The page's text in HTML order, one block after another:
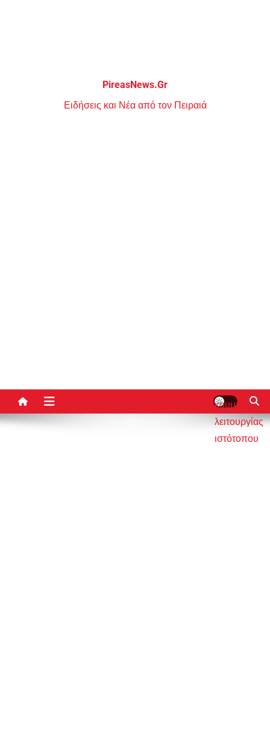
PireasNews.Gr
Ειδήσεις και Νέα από τον Πειραιά
κουμπί
λειτουργίας
ιστότοπου